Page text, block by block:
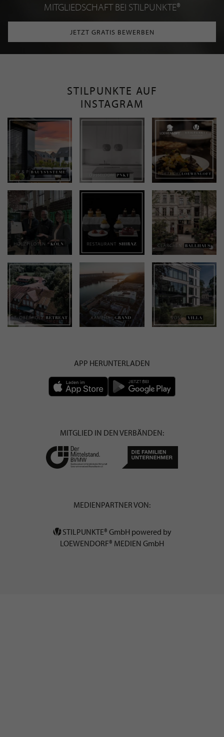
MITGLIEDSCHAFT BEI STILPUNKTE®
JETZT GRATIS BEWERBEN
STILPUNKTE AUF
INSTAGRAM
APP HERUNTERLADEN
MITGLIED IN DEN VERBÄNDEN:
MEDIENPARTNER VON:
STILPUNKTE® GmbH powered by
LOEWENDORF® MEDIEN GmbH